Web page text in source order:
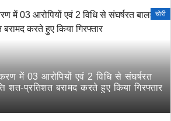
चोरी
में 03 आरोपियों एवं 2 विधि से संघर्षरत
शत-प्रतिशत बरामद करते हुए किया गिरफ्तार